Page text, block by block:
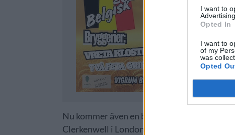
I want to
Advertising.
Opted In
I want to
of my
was
Opted
Nu kommer även en bryggeripub som de
Clerkenwell i London som satsningen ska